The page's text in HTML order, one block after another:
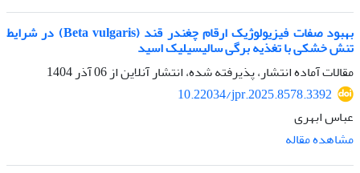
بهبود صفات فیزیولوژیک ارقام چغندر قند (Beta vulgaris) در شرایط
تنش خشکی با تغذیه برگی سالیسیلیک اسید
مقالات آماده انتشار، پذیرفته شده، انتشار آنلاین از06 آذر 1404
10.22034/jpr.2025.8578.3392
عباس ابهری
مشاهده مقاله